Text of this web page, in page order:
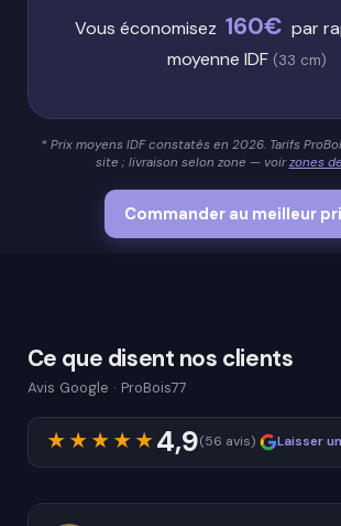
Vous économisez 160€ par
moyenne IDF (33 cm)
* Prix moyens IDF constatés en 2026. Tarifs
site ; livraison selon zone — voirzones
Commander au meilleur
Ce que disent nos clients
Avis Google · ProBois77
★★★★★4,9(56 avis) Laisser